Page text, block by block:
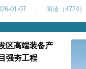
，是保障场区边
升场地整体建
程，本项目强
㎡，施工范围为
线及配套场地。
填不均、固结
01-07 阅读（4774）
区高端装备产
强夯工程